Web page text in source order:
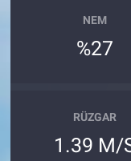
NEM
%27
RÜZGAR
1.39 M/